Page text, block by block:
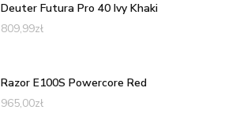
Deuter Futura Pro 40 Ivy Khaki
809,99zł
Razor E100S Powercore Red
965,00zł